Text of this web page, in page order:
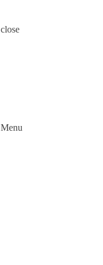
close
Menu